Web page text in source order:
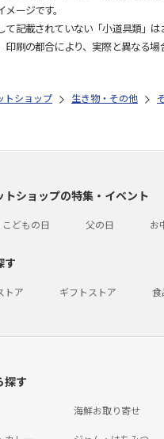
ージです。
記載されていない「小道具類」は
刷の都合により、実際と異なる場
トショップ 生き物・その他
トショップの特集・イベント
こどもの日 父の日 お
す
トア ギフトストア 食
探す
海鮮お取り寄せ